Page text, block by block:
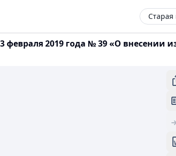
Старая
2019 года № 39 «О внесении